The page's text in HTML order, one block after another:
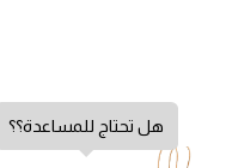
هل تحتاج للمساعدة؟؟